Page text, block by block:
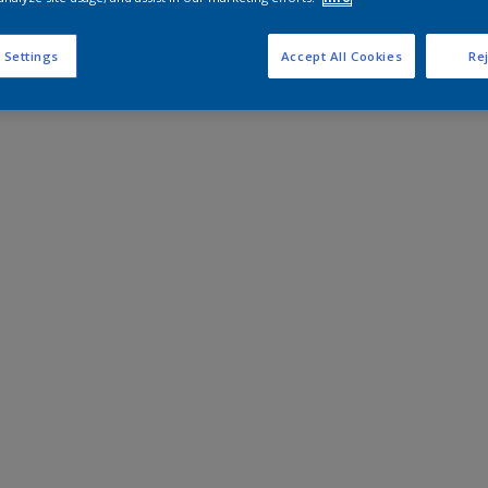
Settings Accept All Cookies